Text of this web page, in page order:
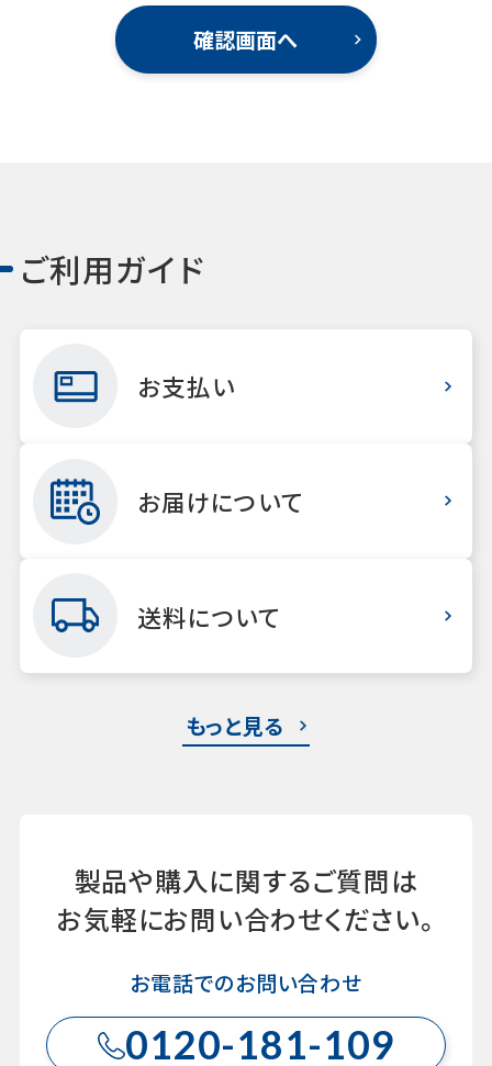
ご利用ガイド
お支払い
お届けについて
送料について
もっと見る
製品や購入に関するご質問は
お気軽にお問い合わせください。
お電話でのお問い合わせ
0120-181-109